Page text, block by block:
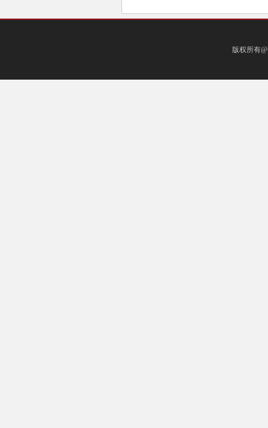
版权所有